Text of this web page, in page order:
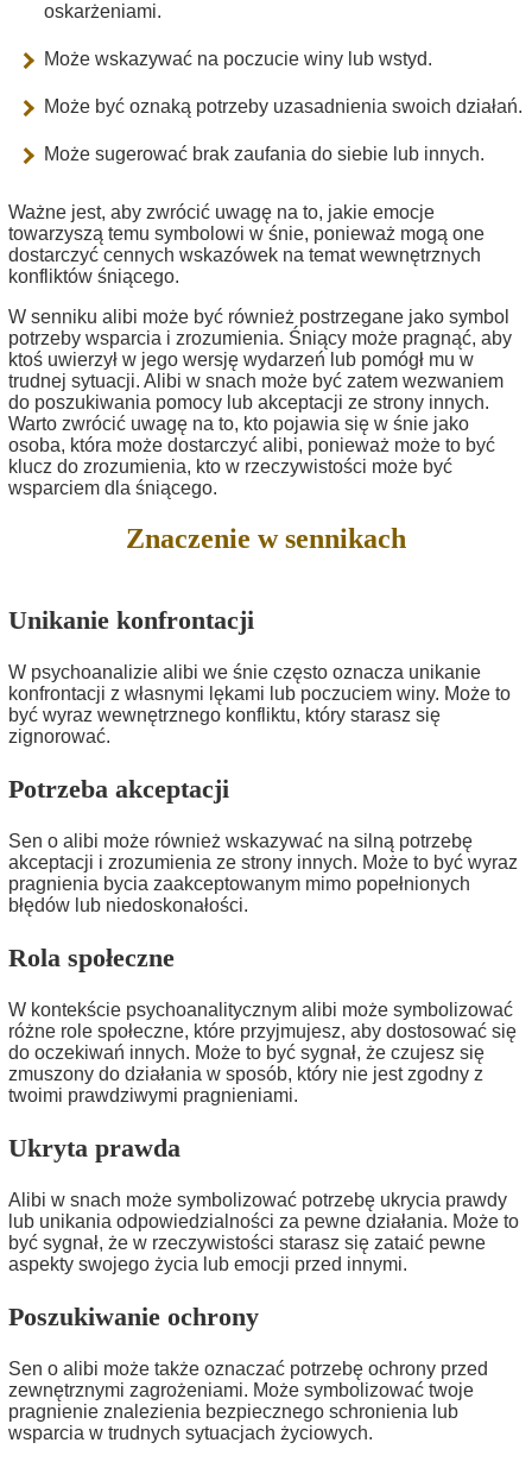
oskarżeniami.
Może wskazywać na poczucie winy lub wstyd.
Może być oznaką potrzeby uzasadnienia swoich działań.
Może sugerować brak zaufania do siebie lub innych.
Ważne jest, aby zwrócić uwagę na to, jakie emocje
towarzyszą temu symbolowi w śnie, ponieważ mogą one
dostarczyć cennych wskazówek na temat wewnętrznych
konfliktów śniącego.
W senniku alibi może być również postrzegane jako symbol
potrzeby wsparcia i zrozumienia. Śniący może pragnąć, aby
ktoś uwierzył w jego wersję wydarzeń lub pomógł mu w
trudnej sytuacji. Alibi w snach może być zatem wezwaniem
do poszukiwania pomocy lub akceptacji ze strony innych.
Warto zwrócić uwagę na to, kto pojawia się w śnie jako
osoba, która może dostarczyć alibi, ponieważ może to być
klucz do zrozumienia, kto w rzeczywistości może być
wsparciem dla śniącego.
Znaczenie w sennikach
Unikanie konfrontacji
W psychoanalizie alibi we śnie często oznacza unikanie
konfrontacji z własnymi lękami lub poczuciem winy. Może to
być wyraz wewnętrznego konfliktu, który starasz się
zignorować.
Potrzeba akceptacji
Sen o alibi może również wskazywać na silną potrzebę
akceptacji i zrozumienia ze strony innych. Może to być wyraz
pragnienia bycia zaakceptowanym mimo popełnionych
błędów lub niedoskonałości.
Rola społeczne
W kontekście psychoanalitycznym alibi może symbolizować
różne role społeczne, które przyjmujesz, aby dostosować się
do oczekiwań innych. Może to być sygnał, że czujesz się
zmuszony do działania w sposób, który nie jest zgodny z
twoimi prawdziwymi pragnieniami.
Ukryta prawda
Alibi w snach może symbolizować potrzebę ukrycia prawdy
lub unikania odpowiedzialności za pewne działania. Może to
być sygnał, że w rzeczywistości starasz się zataić pewne
aspekty swojego życia lub emocji przed innymi.
Poszukiwanie ochrony
Sen o alibi może także oznaczać potrzebę ochrony przed
zewnętrznymi zagrożeniami. Może symbolizować twoje
pragnienie znalezienia bezpiecznego schronienia lub
wsparcia w trudnych sytuacjach życiowych.